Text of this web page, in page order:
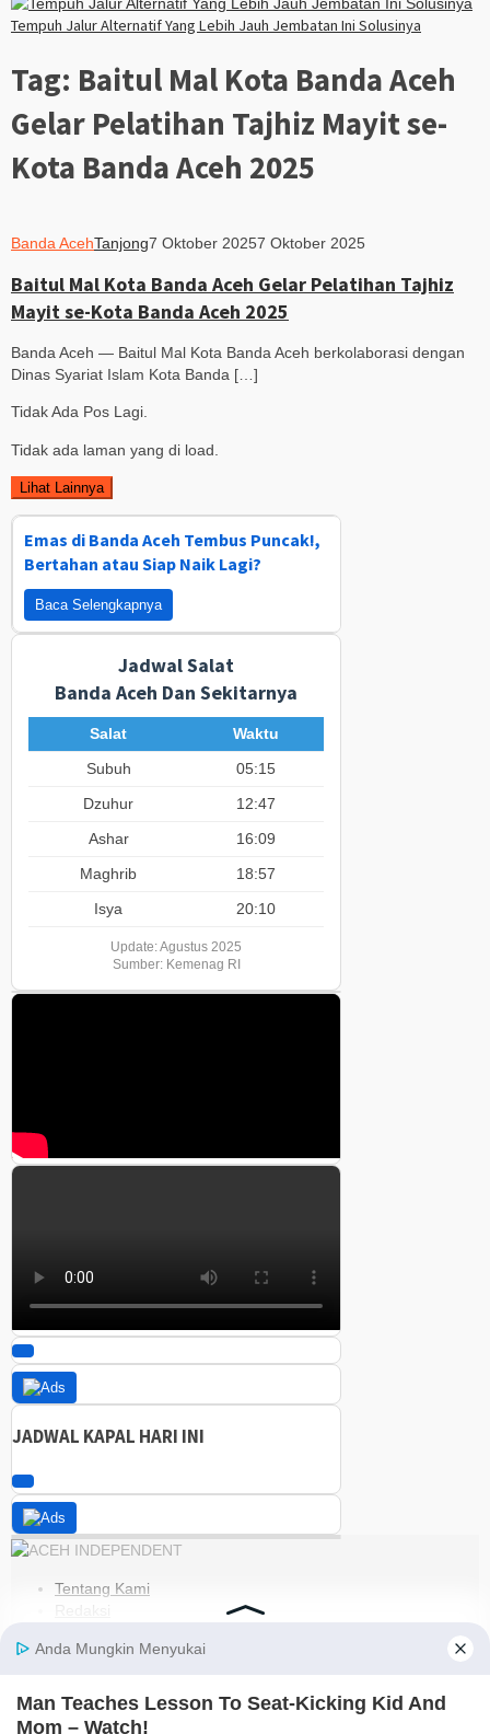
Tempuh Jalur Alternatif Yang Lebih Jauh Jembatan Ini Solusinya
Tag: Baitul Mal Kota Banda Aceh
Gelar Pelatihan Tajhiz Mayit se-
Kota Banda Aceh 2025
Banda AcehTanjong7 Oktober 20257 Oktober 2025
Baitul Mal Kota Banda Aceh Gelar Pelatihan Tajhiz
Mayit se-Kota Banda Aceh 2025
Banda Aceh — Baitul Mal Kota Banda Aceh berkolaborasi dengan
Dinas Syariat Islam Kota Banda […]
Tidak Ada Pos Lagi.
Tidak ada laman yang di load.
Lihat Lainnya
Emas di Banda Aceh Tembus Puncak!,
Bertahan atau Siap Naik Lagi?
Baca Selengkapnya
Jadwal Salat
Banda Aceh Dan Sekitarnya
Salat
Waktu
Subuh
05:15
Dzuhur
12:47
Ashar
16:09
Maghrib
18:57
Isya
20:10
Update: Agustus 2025
Sumber: Kemenag RI
JADWAL KAPAL HARI INI
Tentang Kami
Redaksi
Pedoman Media Siber
Kebijakan Privasi